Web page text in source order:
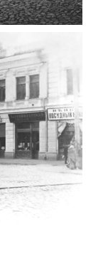
період